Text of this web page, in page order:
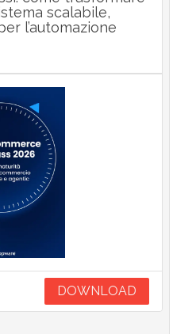
scalabile,
l’automazione
DOWNLOAD